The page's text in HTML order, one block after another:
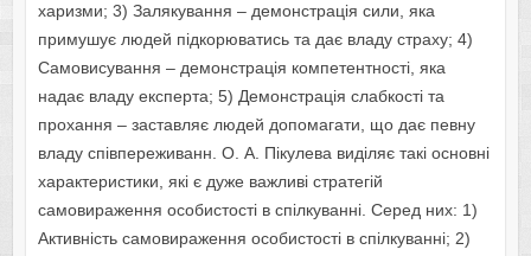
харизми; 3) Залякування – демонстрація сили, яка
примушує людей підкорюватись та дає владу страху; 4)
Самовисування – демонстрація компетентності, яка
надає владу експерта; 5) Демонстрація слабкості та
прохання – заставляє людей допомагати, що дає певну
владу співпереживанн. О. А. Пікулева виділяє такі основні
характеристики, які є дуже важливі стратегій
самовираження особистості в спілкуванні. Серед них: 1)
Активність самовираження особистості в спілкуванні; 2)